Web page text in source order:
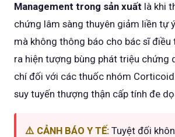
Management trong sản xuất là khi
chứng lâm sàng thuyên giảm liền tự
mà không thông báo cho bác sĩ điều
ra hiện tượng bùng phát triệu chứng
chí đối với các thuốc nhóm
suy tuyến thượng thận cấp tính đe
⚠️ CẢNH BÁO Y TẾ: Tuyệt đối